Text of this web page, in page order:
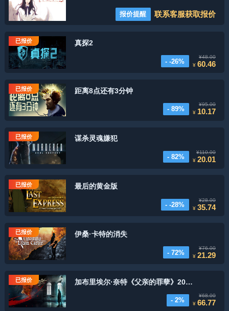
报价提醒 联系客服获取报价
已报价 真探2
- -26%
¥48.00
¥60.46
已报价 距离8点还有3分钟
- 89%
¥95.00
¥ 10.17
已报价 谋杀灵魂嫌犯
- 82%
¥110.00
¥20.01
已报价 最后的黄金版
- -28%
¥28.00
¥35.74
已报价 伊桑·卡特的消失
- 72%
¥76.00
¥21.29
已报价 加布里埃尔·奈特《父亲的罪孽》20周年纪念版
- 2%
¥68.00
¥66.77